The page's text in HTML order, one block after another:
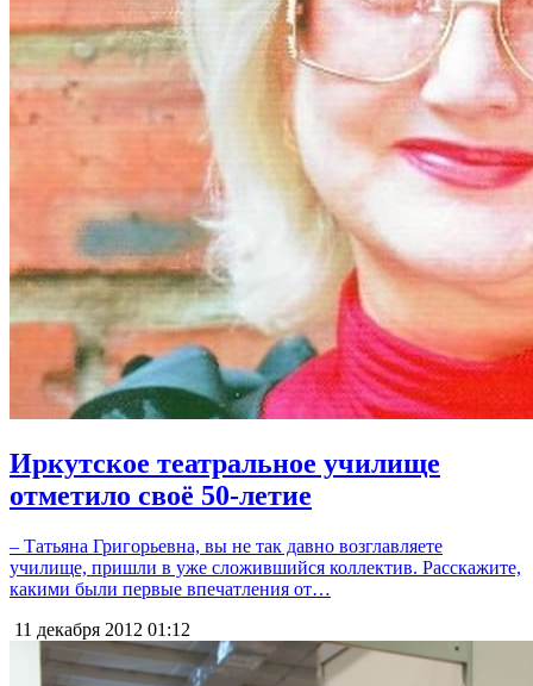
Иркутское театральное училище
отметило своё 50-летие
– Татьяна Григорьевна, вы не так давно возглавляете
училище, пришли в уже сложившийся коллектив. Расскажите,
какими были первые впечатления от…
11 декабря 2012 01:12